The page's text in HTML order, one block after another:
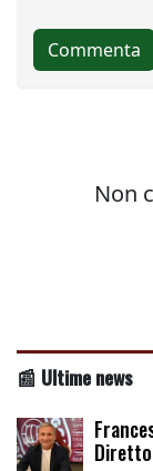
📰 Ultime news